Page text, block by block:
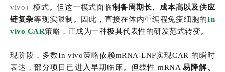
vivo） 模式。但这一模式面临制备周期长、成本高以及供应
链复杂等现实限制。因此，直接在体内重编程免疫细胞的In
vivo CAR策略，正成为一种极具代表性的研发范式转变。
现阶段，多数In vivo策略依赖mRNA-LNP实现CAR 的瞬时
表达，部分项目已进入早期临床。但线性 mRNA易降解、